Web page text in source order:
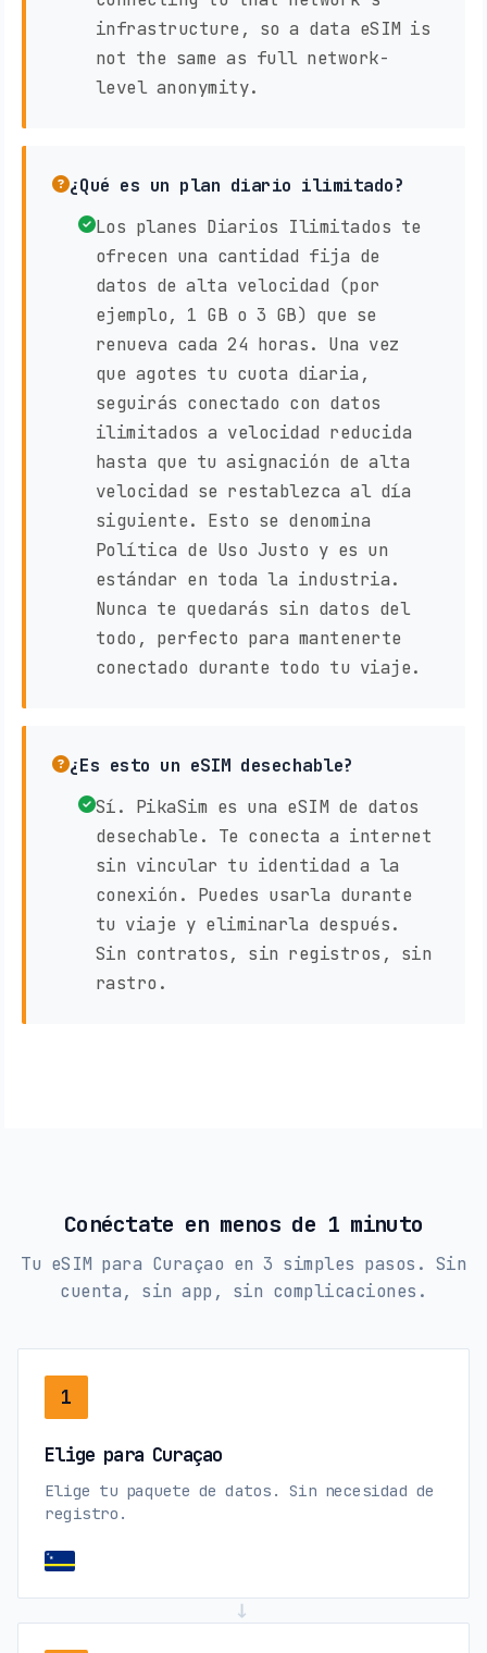
infrastructure, so a data eSIM is
not the same as full network-
level anonymity.
¿Qué es un plan diario ilimitado?
Los planes Diarios Ilimitados te
ofrecen una cantidad fija de
datos de alta velocidad (por
ejemplo, 1 GB o 3 GB) que se
renueva cada 24 horas. Una vez
que agotes tu cuota diaria,
seguirás conectado con datos
ilimitados a velocidad reducida
hasta que tu asignación de alta
velocidad se restablezca al día
siguiente. Esto se denomina
Política de Uso Justo y es un
estándar en toda la industria.
Nunca te quedarás sin datos del
todo, perfecto para mantenerte
conectado durante todo tu viaje.
¿Es esto un eSIM desechable?
Sí. PikaSim es una eSIM de datos
desechable. Te conecta a internet
sin vincular tu identidad a la
conexión. Puedes usarla durante
tu viaje y eliminarla después.
Sin contratos, sin registros, sin
rastro.
Conéctate en menos de 1 minuto
Tu eSIM para Curaçao en 3 simples pasos. Sin
cuenta, sin app, sin complicaciones.
1
Elige para Curaçao
Elige tu paquete de datos. Sin necesidad de
registro.
→